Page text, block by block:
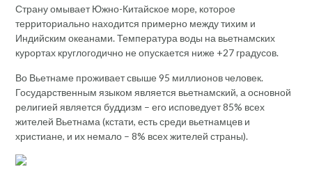
Страну омывает Южно-Китайское море, которое
территориально находится примерно между тихим и
Индийским океанами. Температура воды на вьетнамских
курортах круглогодично не опускается ниже +27 градусов.
Во Вьетнаме проживает свыше 95 миллионов человек.
Государственным языком является вьетнамский, а основной
религией является буддизм – его исповедует 85% всех
жителей Вьетнама (кстати, есть среди вьетнамцев и
христиане, и их немало – 8% всех жителей страны).